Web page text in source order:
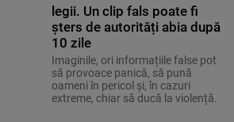
legii. Un clip fals poate fi
șters de autorități abia după
10 zile
Imaginile, ori informațiile false pot
să provoace panică, să pună
oameni în pericol și, în cazuri
extreme, chiar să ducă la violență.